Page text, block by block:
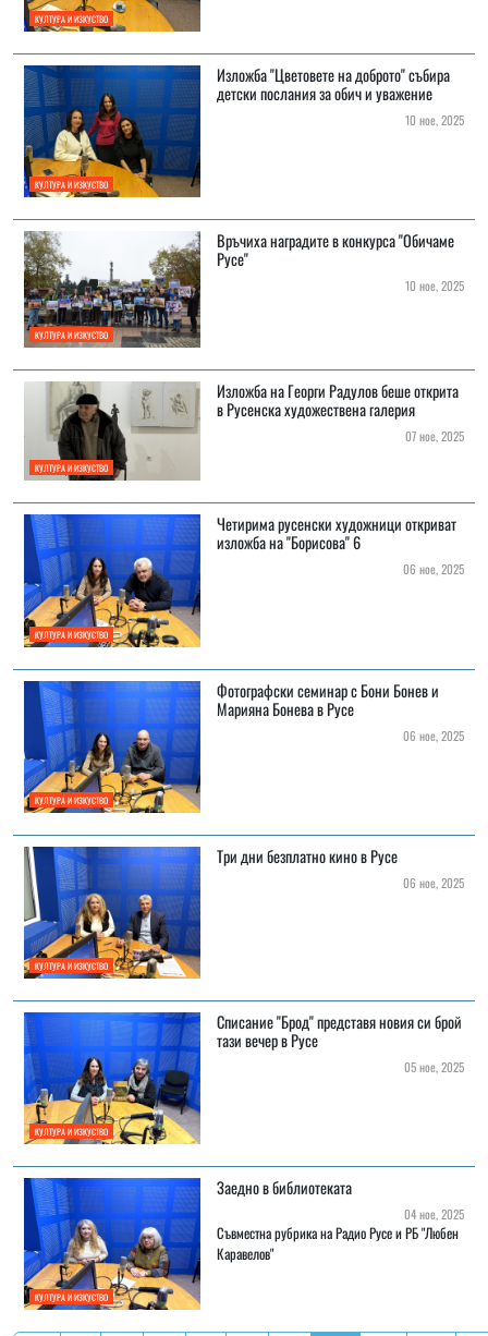
КУЛТУРА И ИЗКУСТВО
КУЛТУРА И ИЗКУСТВО
Изложба "Цветовете на доброто" събира
детски послания за обич и уважение
10 ное, 2025
КУЛТУРА И ИЗКУСТВО
Връчиха наградите в конкурса "Обичаме
Русе"
10 ное, 2025
КУЛТУРА И ИЗКУСТВО
Изложба на Георги Радулов беше открита
в Русенска художествена галерия
07 ное, 2025
КУЛТУРА И ИЗКУСТВО
Четирима русенски художници откриват
изложба на "Борисова" 6
06 ное, 2025
КУЛТУРА И ИЗКУСТВО
Фотографски семинар с Бони Бонев и
Марияна Бонева в Русе
06 ное, 2025
КУЛТУРА И ИЗКУСТВО
Три дни безплатно кино в Русе
06 ное, 2025
КУЛТУРА И ИЗКУСТВО
Списание "Брод" представя новия си брой
тази вечер в Русе
05 ное, 2025
КУЛТУРА И ИЗКУСТВО
Заедно в библиотеката
04 ное, 2025
Съвместна рубрика на Радио Русе и РБ "Любен
Каравелов"